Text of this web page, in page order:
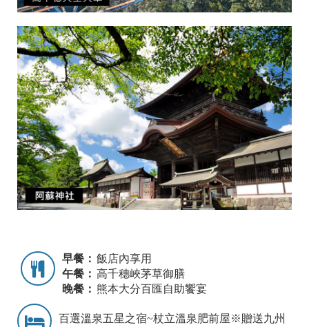
早餐： 飯店內享用
午餐： 高千穗峽茅草御膳
晚餐： 熊本大分百匯自助饗宴
百選溫泉五星之宿~杖立溫泉肥前屋※贈送九州